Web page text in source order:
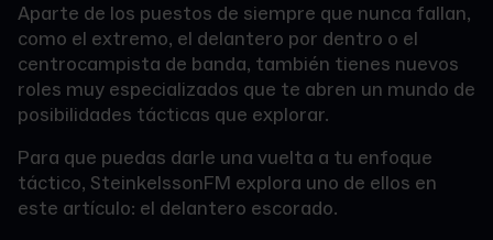
Aparte de los puestos de siempre que nunca fallan,
como el extremo, el delantero por dentro o el
centrocampista de banda, también tienes nuevos
roles muy especializados que te abren un mundo de
posibilidades tácticas que explorar.
Para que puedas darle una vuelta a tu enfoque
táctico, SteinkelssonFM explora uno de ellos en
este artículo: el delantero escorado.